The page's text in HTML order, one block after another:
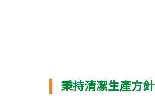
秉持清潔生產方針